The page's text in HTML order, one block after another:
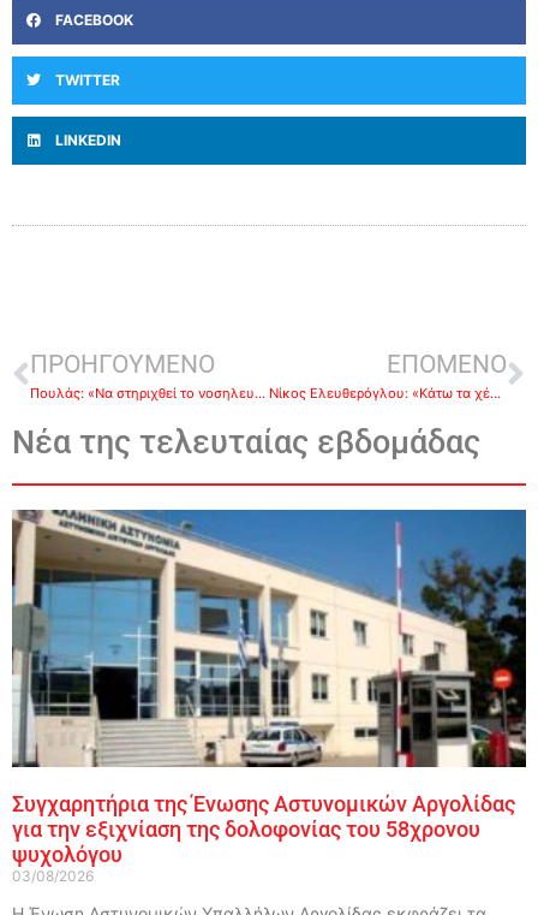
FACEBOOK
TWITTER
LINKEDIN
ΠΡΟΗΓΟΥΜΕΝΟ
Πουλάς: «Να στηριχθεί το νοσηλευτικό επάγγελμα από την Πολιτεία και να δημιουργηθεί Ενιαίος Κλάδος Νοσηλευτικού Προσωπικού»
ΕΠΟΜΕΝΟ
Νίκος Ελευθερόγλου: «Κάτω τα χέρια από τους νέους»
Νέα της τελευταίας εβδομάδας
Συγχαρητήρια της Ένωσης Αστυνομικών Αργολίδας
για την εξιχνίαση της δολοφονίας του 58χρονου
ψυχολόγου
03/08/2026